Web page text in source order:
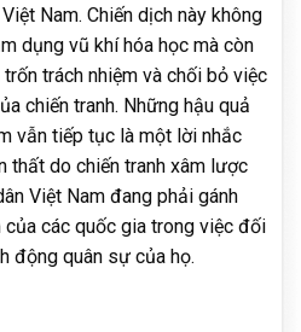
Nam. Chiến dịch này không
dụng vũ khí hóa học mà còn
trách nhiệm và chối bỏ việc
chiến tranh. Những hậu quả
vẫn tiếp tục là một lời nhắc
thất do chiến tranh xâm lược
Việt Nam đang phải gánh
của các quốc gia trong việc đối
động quân sự của họ.